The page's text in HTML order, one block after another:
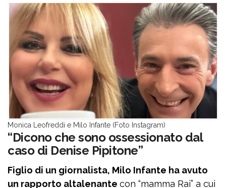
Monica Leofreddi e Milo Infante (Foto Instagram)
“Dicono che sono ossessionato dal
caso di Denise Pipitone”
Figlio di un giornalista, Milo Infante ha avuto
un rapporto altalenante con “mamma Rai” a cui